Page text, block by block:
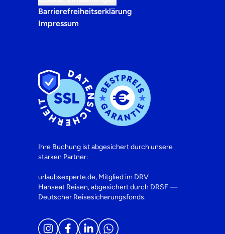
Barrierefreiheitserklärung
Impressum
Ihre Buchung ist abgesichert durch unsere
starken Partner:
urlaubsexperte.de, Mitglied im DRV
Hanseat Reisen, abgesichert durch DRSF —
Deutscher Reisesicherungsfonds.